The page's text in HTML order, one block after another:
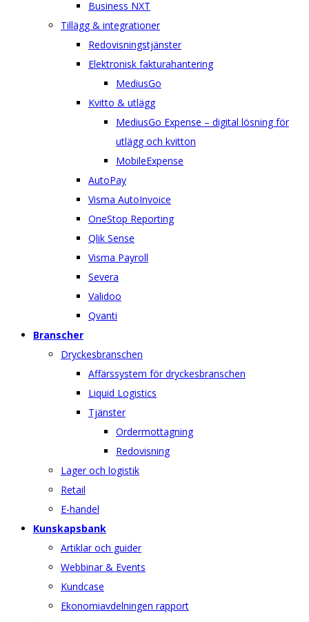
Business NXT
Tillägg & integrationer
Redovisningstjänster
Elektronisk fakturahantering
MediusGo
Kvitto & utlägg
MediusGo Expense – digital lösning för
utlägg och kvitton
MobileExpense
AutoPay
Visma AutoInvoice
OneStop Reporting
Qlik Sense
Visma Payroll
Severa
Validoo
Qvanti
Branscher
Dryckesbranschen
Affärssystem för dryckesbranschen
Liquid Logistics
Tjänster
Ordermottagning
Redovisning
Lager och logistik
Retail
E-handel
Kunskapsbank
Artiklar och guider
Webbinar & Events
Kundcase
Ekonomiavdelningen rapport